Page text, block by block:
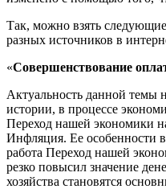
Так, можно взять
разных источников в
«Совершенствование
Актуальность данной темы
истории, в процессе
Переход нашей экономики
Инфляция. Ее особенности
работа Переход нашей
резко повысил значение
хозяйства становятся